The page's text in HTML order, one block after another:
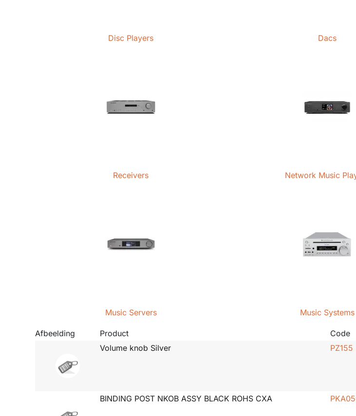
Disc Players Dacs
Receivers Network Music
Music Servers Music Systems
Afbeelding Product Code
Volume knob Silver
PZ155
BINDING POST NKOB ASSY BLACK ROHS CXA